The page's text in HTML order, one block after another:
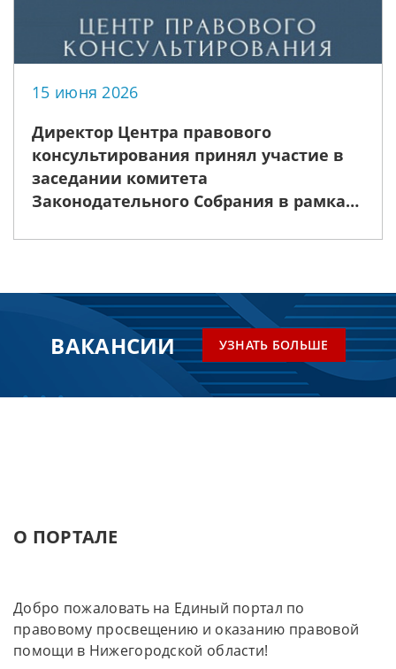
15 июня 2026
Директор Центра правового
консультирования принял участие в
заседании комитета
Законодательного Собрания в рамках
правовому просвещению
ВАКАНСИИ УЗНАТЬ БОЛЬШЕ
О ПОРТАЛЕ
Добро пожаловать на Единый портал по
правовому просвещению и оказанию правовой
помощи в Нижегородской области!